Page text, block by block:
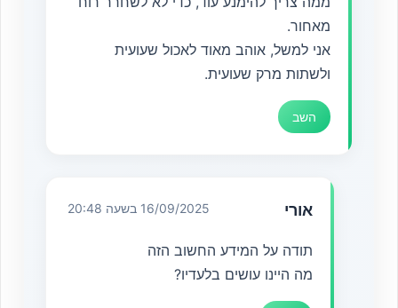
מאחור.
אני למשל, אוהב מאוד לאכול שעועית
ולשתות מרק שעועית.
השב
אורי 16/09/2025 בשעה 20:48
תודה על המידע החשוב הזה
מה היינו עושים בלעדיו?